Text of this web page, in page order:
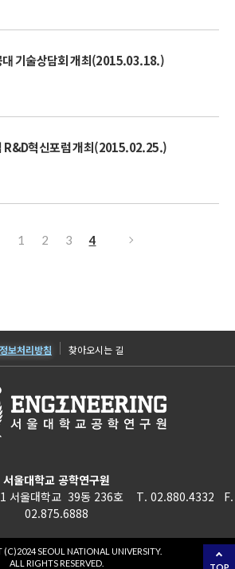
기술상담회 개최(2015.03.18.)
R&D혁신포럼 개최(2015.02.25.)
1 2 3 4
보처리방침 찾아오시는 길
서울대학교 공학연구원
1 서울대학교 39동 236호 T. 02.880.4332 F.
02.875.6888
(C)2024 SEOUL NATIONAL UNIVERSITY.
ALL RIGHTS RESERVED.